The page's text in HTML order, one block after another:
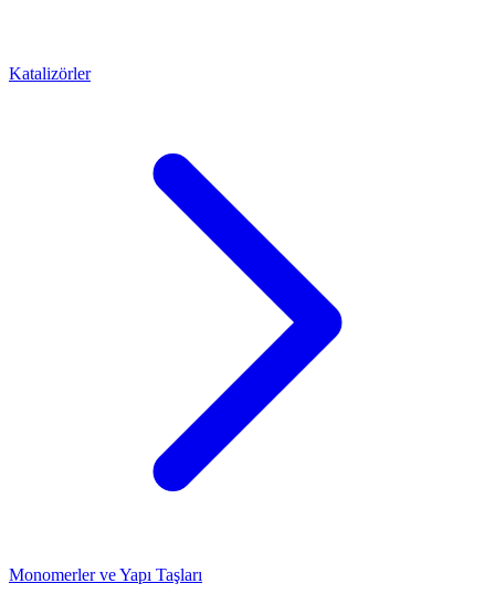
Katalizörler
Monomerler ve Yapı Taşları